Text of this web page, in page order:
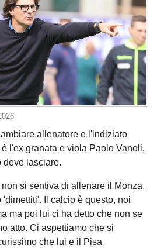
allenatore e l'indiziato
l'ex granata e viola Paolo Vanoli,
deve lasciare.
si sentiva di allenare il Monza,
Il calcio è questo, noi
ma poi lui ci ha detto che non se
atto. Ci aspettiamo che si
che lui e il Pisa